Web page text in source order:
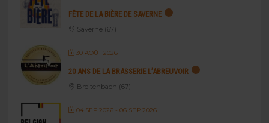
FÊTE DE LA BIÈRE DE SAVERNE
Saverne (67)
30 AOÛT 2026
20 ANS DE LA BRASSERIE L’ABREUVOIR
Breitenbach (67)
04 SEP 2026- 06 SEP 2026